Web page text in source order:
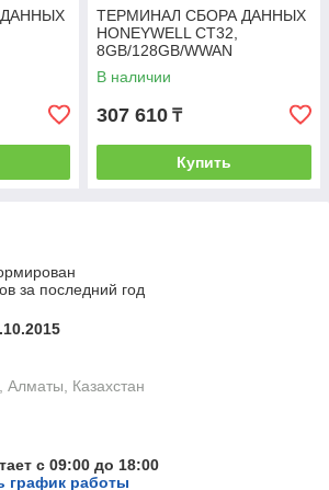
ТЕРМИНАЛ СБОРА ДАННЫХ
HONEYWELL CT32,
8GB/128GB/WWAN
В наличии
307 610 ₸
Купить
за последний год
Алматы, Казахстан
с 09:00 до 18:00
график работы